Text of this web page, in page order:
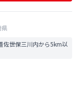
県
佐世保三川内から5km以